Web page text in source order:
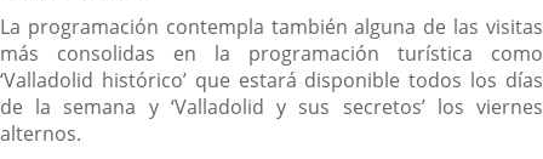
La programación contempla también alguna de las visitas
más consolidas en la programación turística como
‘Valladolid histórico’ que estará disponible todos los días
de la semana y ‘Valladolid y sus secretos’ los viernes
alternos.